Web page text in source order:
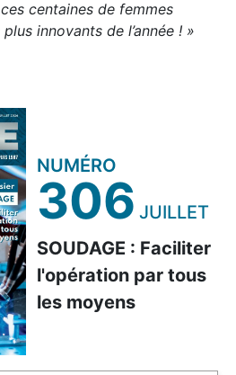
centaines de femmes
innovants de l’année ! »
NUMÉRO
306 JUILLET
SOUDAGE : Faciliter
l'opération par tous
les moyens